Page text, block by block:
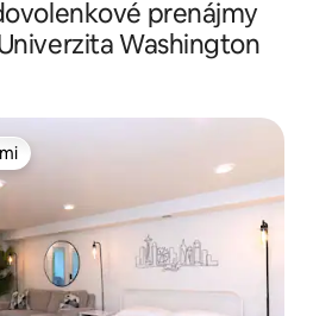
prenájmy
Washington